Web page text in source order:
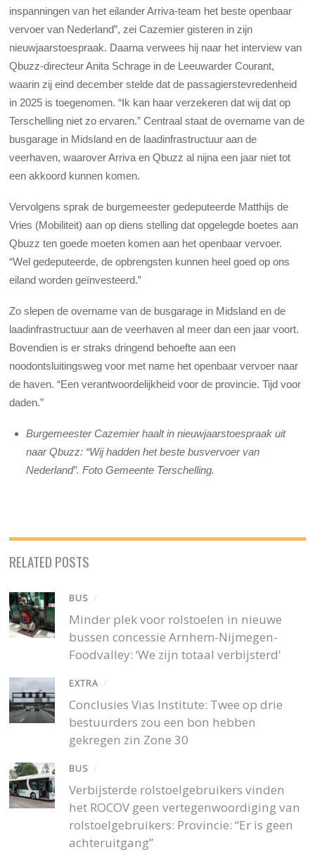
inspanningen van het eilander Arriva-team het beste openbaar
vervoer van Nederland”, zei Cazemier gisteren in zijn
nieuwjaarstoespraak. Daarna verwees hij naar het interview van
Qbuzz-directeur Anita Schrage in de Leeuwarder Courant,
waarin zij eind december stelde dat de passagierstevredenheid
in 2025 is toegenomen. “Ik kan haar verzekeren dat wij dat op
Terschelling niet zo ervaren.” Centraal staat de overname van de
busgarage in Midsland en de laadinfrastructuur aan de
veerhaven, waarover Arriva en Qbuzz al nijna een jaar niet tot
een akkoord kunnen komen.
Vervolgens sprak de burgemeester gedeputeerde Matthijs de
Vries (Mobiliteit) aan op diens stelling dat opgelegde boetes aan
Qbuzz ten goede moeten komen aan het openbaar vervoer.
“Wel gedeputeerde, de opbrengsten kunnen heel goed op ons
eiland worden geïnvesteerd.”
Zo slepen de overname van de busgarage in Midsland en de
laadinfrastructuur aan de veerhaven al meer dan een jaar voort.
Bovendien is er straks dringend behoefte aan een
noodontsluitingsweg voor met name het openbaar vervoer naar
de haven. “Een verantwoordelijkheid voor de provincie. Tijd voor
daden.”
Burgemeester Cazemier haalt in nieuwjaarstoespraak uit
naar Qbuzz: “Wij hadden het beste busvervoer van
Nederland”. Foto Gemeente Terschelling.
RELATED POSTS
BUS /
Minder plek voor rolstoelen in nieuwe
bussen concessie Arnhem-Nijmegen-
Foodvalley: ‘We zijn totaal verbijsterd’
EXTRA /
Conclusies Vias Institute: Twee op drie
bestuurders zou een bon hebben
gekregen zin Zone 30
BUS /
Verbijsterde rolstoelgebruikers vinden
het ROCOV geen vertegenwoordiging van
rolstoelgebruikers: Provincie: “Er is geen
achteruitgang”